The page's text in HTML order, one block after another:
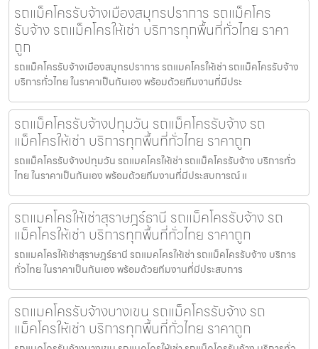
รถแม็คโครรับจ้างเมืองสมุทรปราการ รถแม็คโคร
รับจ้าง รถแม็คโครให้เช่า บริการทุกพื้นที่ทั่วไทย ราคา
ถูก
รถแม็คโครรับจ้างเมืองสมุทรปราการ รถแมคโครให้เช่า รถแม็คโครรับจ้าง
บริการทั่วไทย ในราคาเป็นกันเอง พร้อมด้วยทีมงานที่มีประ
รถแม็คโครรับจ้างปทุมวัน รถแม็คโครรับจ้าง รถ
แม็คโครให้เช่า บริการทุกพื้นที่ทั่วไทย ราคาถูก
รถแม็คโครรับจ้างปทุมวัน รถแมคโครให้เช่า รถแม็คโครรับจ้าง บริการทั่ว
ไทย ในราคาเป็นกันเอง พร้อมด้วยทีมงานที่มีประสบการณ์ แ
รถแมคโครให้เช่าสุราษฎร์ธานี รถแม็คโครรับจ้าง รถ
แม็คโครให้เช่า บริการทุกพื้นที่ทั่วไทย ราคาถูก
รถแมคโครให้เช่าสุราษฎร์ธานี รถแมคโครให้เช่า รถแม็คโครรับจ้าง บริการ
ทั่วไทย ในราคาเป็นกันเอง พร้อมด้วยทีมงานที่มีประสบการ
รถแมคโครรับจ้างบางเขน รถแม็คโครรับจ้าง รถ
แม็คโครให้เช่า บริการทุกพื้นที่ทั่วไทย ราคาถูก